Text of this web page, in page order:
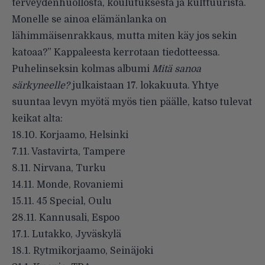
terveydenhuollosta, koulutuksesta ja kulttuurista.
Monelle se ainoa elämänlanka on
lähimmäisenrakkaus, mutta miten käy jos sekin
katoaa?” Kappaleesta kerrotaan tiedotteessa.
Puhelinseksin kolmas albumi Mitä sanoa
särkyneelle?julkaistaan 17. lokakuuta. Yhtye
suuntaa levyn myötä myös tien päälle, katso tulevat
keikat alta:
18.10. Korjaamo, Helsinki
7.11. Vastavirta, Tampere
8.11. Nirvana, Turku
14.11. Monde, Rovaniemi
15.11. 45 Special, Oulu
28.11. Kannusali, Espoo
17.1. Lutakko, Jyväskylä
18.1. Rytmikorjaamo, Seinäjoki